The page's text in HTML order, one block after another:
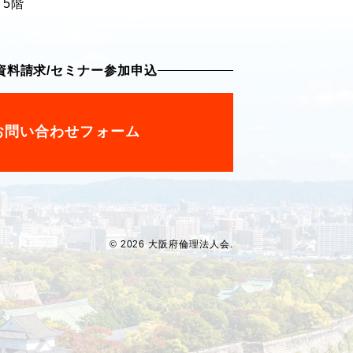
5階
料請求/セミナー参加申込
問い合わせフォーム
© 2026 大阪府倫理法人会.